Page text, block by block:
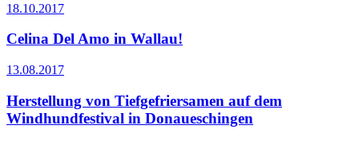
18.10.2017
Celina Del Amo in Wallau!
13.08.2017
Herstellung von Tiefgefriersamen auf dem
Windhundfestival in Donaueschingen